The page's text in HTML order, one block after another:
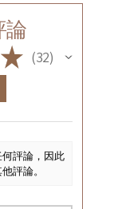
論
★ 32
32
評論，因此
評論。